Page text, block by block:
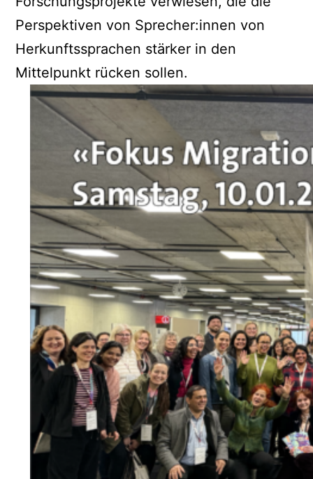
Perspektiven von Sprecher:innen von
Herkunftssprachen stärker in den
Mittelpunkt rücken sollen.